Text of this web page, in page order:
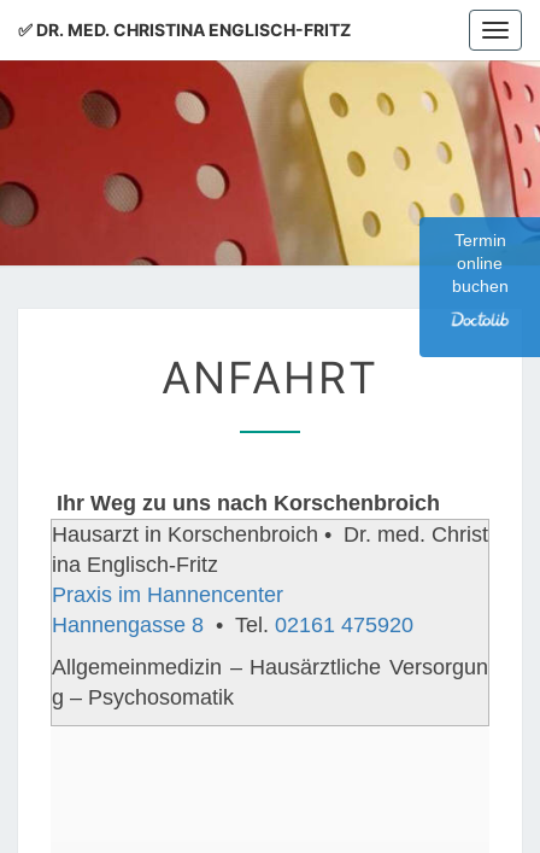
✅ DR. MED. CHRISTINA ENGLISCH-FRITZ
✅ DR.
MED.
N
A
R
T
ANFAHRT
Ihr Weg zu uns nach Korschenbroich
Hausarzt in Korschenbroich • Dr. med. Christ
ina Englisch-Fritz
Praxis im Hannencenter
Hannengasse 8 • Tel. 02161 475920
Allgemeinmedizin – Hausärztliche Versorgun
g – Psychosomatik
Termin
online
buchen